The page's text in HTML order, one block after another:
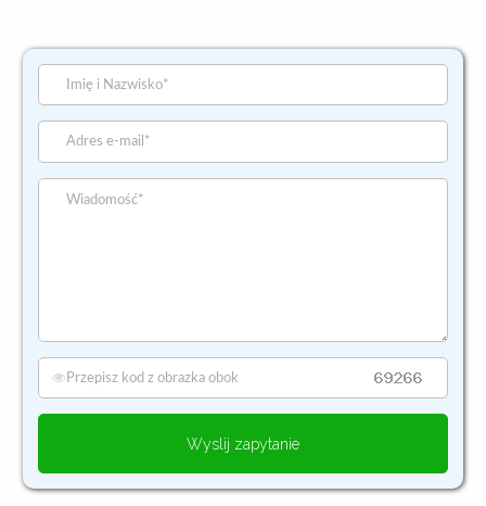
Wyslij zapytanie